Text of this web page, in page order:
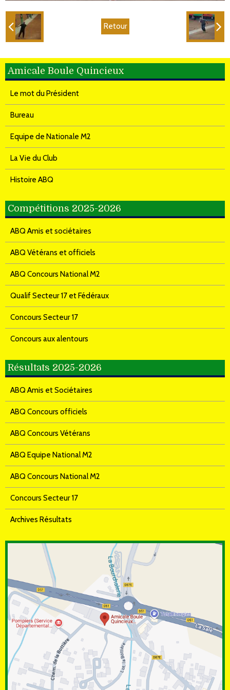
Retour
Amicale Boule Quincieux
Le mot du Président
Bureau
Equipe de Nationale M2
La Vie du Club
Histoire ABQ
Compétitions 2025-2026
ABQ Amis et sociétaires
ABQ Vétérans et officiels
ABQ Concours National M2
Qualif Secteur 17 et Fédéraux
Concours Secteur 17
Concours aux alentours
Résultats 2025-2026
ABQ Amis et Sociétaires
ABQ Concours officiels
ABQ Concours Vétérans
ABQ Equipe National M2
ABQ Concours National M2
Concours Secteur 17
Archives Résultats